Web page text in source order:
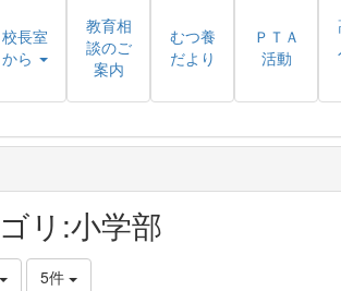
校長室
から
教育相
談のご
案内
むつ養
だより
ＰＴＡ
活動
リ:小学部
5件